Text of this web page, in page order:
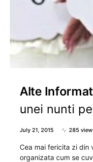
Alte
unei nunti
July 21, 2015 285
Cea mai fericita zi din
organizata cum se